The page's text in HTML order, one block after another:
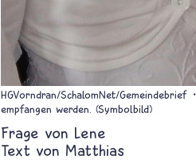
HGVorndran/SchalomNet/Gemeindebrief
empfangen werden. (Symbolbild)
Lene
Text von Matthias